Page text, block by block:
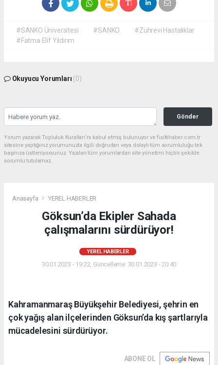
#SANKO Üniversitesi #SANKO
#Zührevi Hastalıklar
#Fatma Elif Yıldırım
Okuyucu Yorumları (0)
Gönder
Yorum yazarak Topluluk Kuralları’nı kabul etmiş bulunuyor ve fisiltihaber.com.tr
sitesine yaptığınız yorumunuzla ilgili doğrudan veya dolaylı tüm sorumluluğu tek
başınıza üstleniyorsunuz. Yazılan tüm yorumlardan site yönetimi hiçbir şekilde
sorumlu tutulamaz.
Anasayfa YEREL HABERLER
Göksun’da Ekipler Sahada
çalışmalarını sürdürüyor!
YEREL HABERLER
30.01.2023 - 19:22, Güncelleme: 30.01.2023 - 20:40
Kahramanmaraş Büyükşehir Belediyesi, şehrin en
çok yağış alan ilçelerinden Göksun’da kış şartlarıyla
mücadelesini sürdürüyor.
ABONE OL